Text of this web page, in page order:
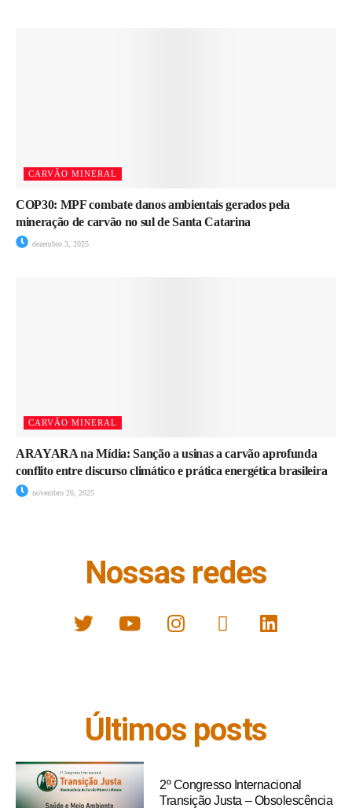
CARVÃO MINERAL
COP30: MPF combate danos ambientais gerados pela
mineração de carvão no sul de Santa Catarina
dezembro 3, 2025
CARVÃO MINERAL
ARAYARA na Mídia: Sanção a usinas a carvão aprofunda
conflito entre discurso climático e prática energética brasileira
novembro 26, 2025
Nossas redes
Últimos posts
2º Congresso Internacional
Transição Justa – Obsolescência